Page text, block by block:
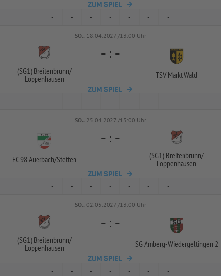
ZUM SPIEL
- - - - - - -
SO.. 18.04.2027 /13:00 Uhr
(SG1) Breitenbrunn/
Loppenhausen
- : -
TSV Markt Wald
ZUM SPIEL
- - - - - - -
SO.. 25.04.2027 /13:00 Uhr
FC 98 Auerbach/Stetten
- : -
(SG1) Breitenbrunn/
Loppenhausen
ZUM SPIEL
- - - - - - -
SO.. 02.05.2027 /13:00 Uhr
(SG1) Breitenbrunn/
Loppenhausen
- : -
SG Amberg-Wiedergeltingen 2
ZUM SPIEL
- - - - - - -